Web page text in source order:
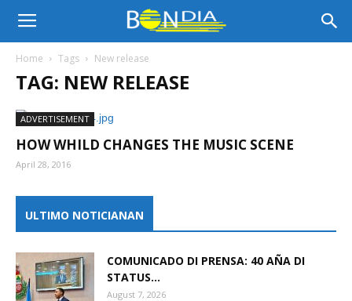
Bon
Noticia
Home Tags New release
TAG: NEW RELEASE
ADVERTISEMENT
HOW WHILD CHANGES THE MUSIC SCENE
April 28, 2016
ULTIMO NOTICIANAN
COMUNICADO DI PRENSA: 40 AÑA DI
STATUS...
August 7, 2026